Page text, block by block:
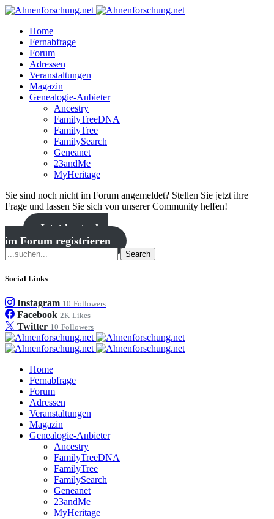
Home
Fernabfrage
Forum
Adressen
Veranstaltungen
Magazin
Genealogie-Anbieter
Ancestry
FamilyTreeDNA
FamilyTree
FamilySearch
Geneanet
23andMe
MyHeritage
Sie sind noch nicht im Forum angemeldet? Stellen Sie jetzt ihre
Frage und lassen Sie sich von unserer Community helfen!
Jetzt kostenlos
im Forum registrieren
Search
Social Links
Instagram 10 Followers
Facebook 2K Likes
Twitter 10 Followers
Home
Fernabfrage
Forum
Adressen
Veranstaltungen
Magazin
Genealogie-Anbieter
Ancestry
FamilyTreeDNA
FamilyTree
FamilySearch
Geneanet
23andMe
MyHeritage